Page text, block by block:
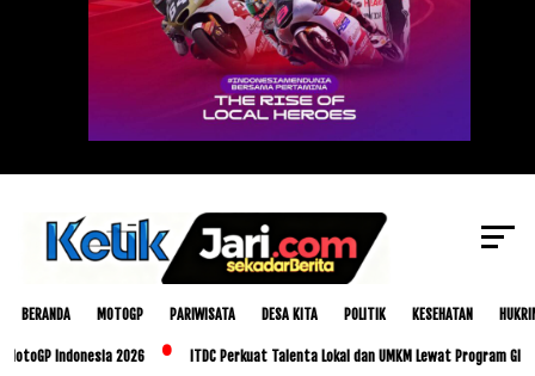
BERANDA MOTOGP PARIWISATA DESA KITA POLITIK KESEHATAN
2026 ITDC Perkuat Talenta Lokal dan UMKM Lewat Program Glorious Golo